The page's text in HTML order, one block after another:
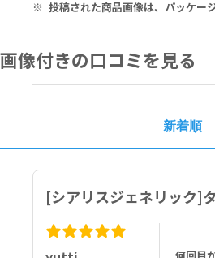
可溶性グアニル酸シクラーゼ（sGC）
コントロール不良の不整脈、低血圧（
投稿された商品画像は、パッケー
画像付きの口コミを見る
新着順
[シアリスジェネリック]